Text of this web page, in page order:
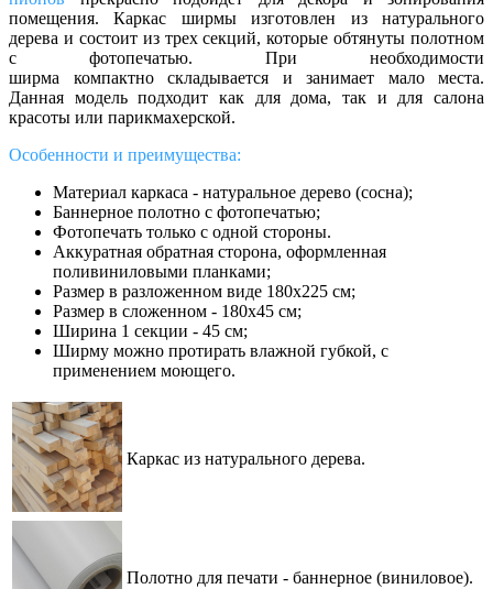
помещения. Каркас ширмы изготовлен из натурального
дерева и состоит из трех секций, которые обтянуты полотном
с фотопечатью. При необходимости
ширма компактно складывается и занимает мало места.
Данная модель подходит как для дома, так и для салона
красоты или парикмахерской.
Особенности и преимущества:
Материал каркаса - натуральное дерево (сосна);
Баннерное полотно с фотопечатью;
Фотопечать только с одной стороны.
Аккуратная обратная сторона, оформленная
поливиниловыми планками;
Размер в разложенном виде 180х225 см;
Размер в сложенном - 180х45 см;
Ширина 1 секции - 45 см;
Ширму можно протирать влажной губкой, с
применением моющего.
Каркас из натурального дерева.
Полотно для печати - баннерное (виниловое).